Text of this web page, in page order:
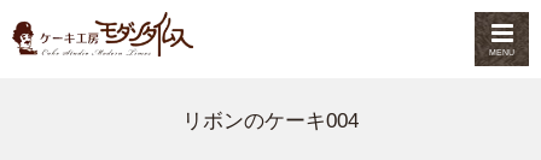
MENU
リボンのケーキ004